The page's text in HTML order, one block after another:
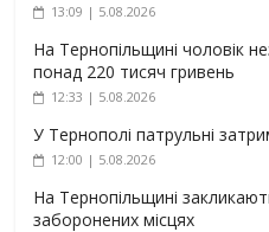
13:09 | 5.08.2026
На Тернопільщині чоловік
понад 220 тисяч гривень
12:33 | 5.08.2026
У Тернополі патрульні
12:00 | 5.08.2026
На Тернопільщині
заборонених місцях